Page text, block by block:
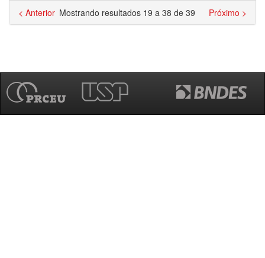
Mostrando resultados 19 a 38 de 39
< Anterior Próximo >